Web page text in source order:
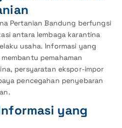
Pertanian Bandung berfungsi
antara lembaga karantina
usaha. Informasi yang
pemahaman
persyaratan ekspor-impor
pencegahan penyebaran
yang